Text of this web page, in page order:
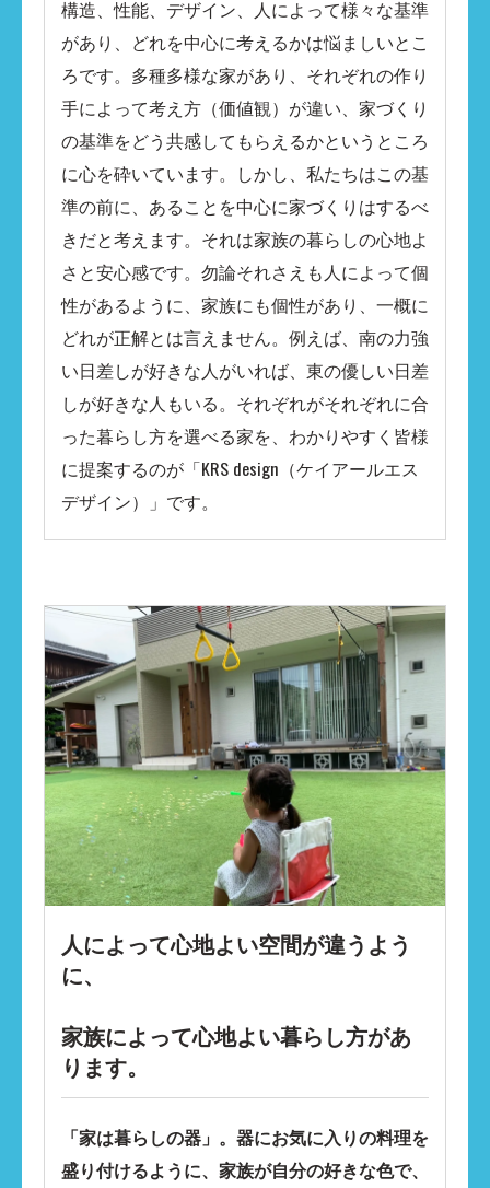
構造、性能、デザイン、人によって様々な基準
があり、どれを中心に考えるかは悩ましいとこ
ろです。多種多様な家があり、それぞれの作り
手によって考え方（価値観）が違い、家づくり
の基準をどう共感してもらえるかというところ
に心を砕いています。​しかし、私たちはこの基
準の前に、あることを中心に家づくりはするべ
きだと考えます。それは家族の暮らしの心地よ
さと安心感です。勿論それさえも人によって個
性があるように、家族にも個性があり、一概に
どれが正解とは言えません。例えば、南の力強
い日差しが好きな人がいれば、東の優しい日差
しが好きな人もいる。​それぞれがそれぞれに合
った暮らし方を選べる家を、わかりやすく皆様
に提案するのが「KRS design（ケイアールエス
デザイン）」です。
人によって心地よい空間が違うよう
に、
家族によって心地よい暮らし方があ
ります。​​
「家は暮らしの器」。器にお気に入りの料理を
盛り付けるように、家族が自分の好きな色で、